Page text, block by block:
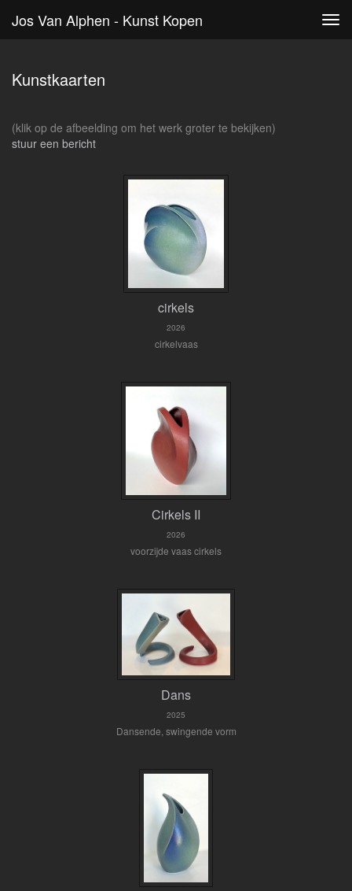
Jos Van Alphen - Kunst Kopen
Kunstkaarten
(klik op de afbeelding om het werk groter te bekijken)
stuur een bericht
cirkels
2026
cirkelvaas
Cirkels II
2026
voorzijde vaas cirkels
Dans
2025
Dansende, swingende vorm